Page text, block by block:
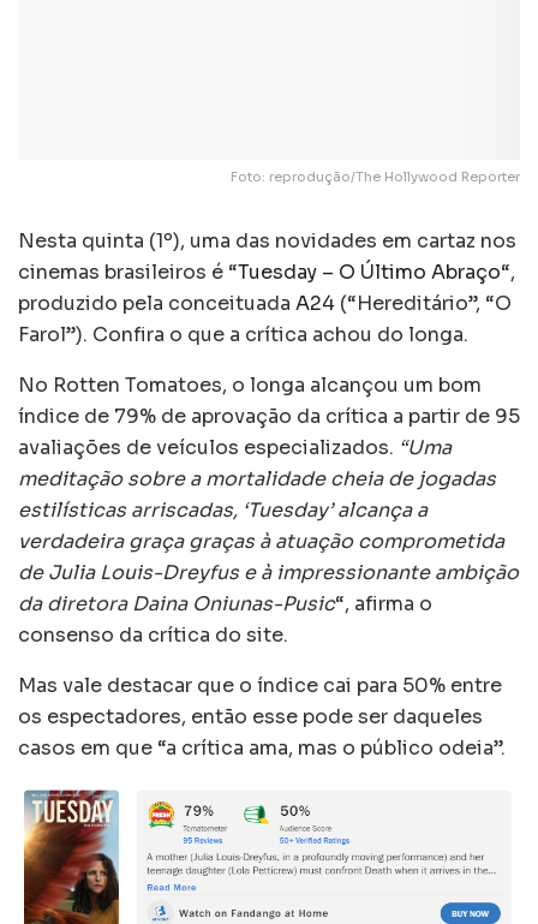
Foto: reprodução/The Hollywood Reporter
Nesta quinta (1º), uma das novidades em cartaz nos
cinemas brasileiros é “Tuesday – O Último Abraço“,
produzido pela conceituada A24 (“Hereditário”, “O
Farol”). Confira o que a crítica achou do longa.
No Rotten Tomatoes, o longa alcançou um bom
índice de 79% de aprovação da crítica a partir de 95
avaliações de veículos especializados. “Uma
meditação sobre a mortalidade cheia de jogadas
estilísticas arriscadas, ‘Tuesday’ alcança a
verdadeira graça graças à atuação comprometida
de Julia Louis-Dreyfus e à impressionante ambição
da diretora Daina Oniunas-Pusic“, afirma o
consenso da crítica do site.
Mas vale destacar que o índice cai para 50% entre
os espectadores, então esse pode ser daqueles
casos em que “a crítica ama, mas o público odeia”.